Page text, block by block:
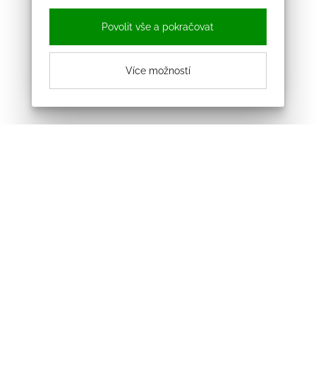
Povolit vše a pokračovat
Více možností